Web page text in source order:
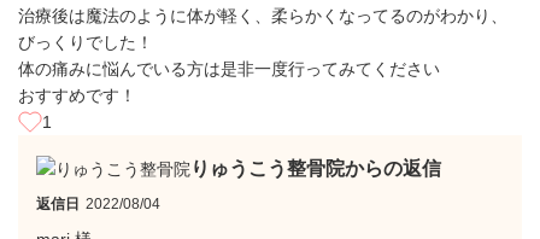
治療後は魔法のように体が軽く、柔らかくなってるのがわかり、
びっくりでした！
体の痛みに悩んでいる方は是非一度行ってみてください
おすすめです！
1
りゅうこう整骨院からの返信
返信日 2022/08/04